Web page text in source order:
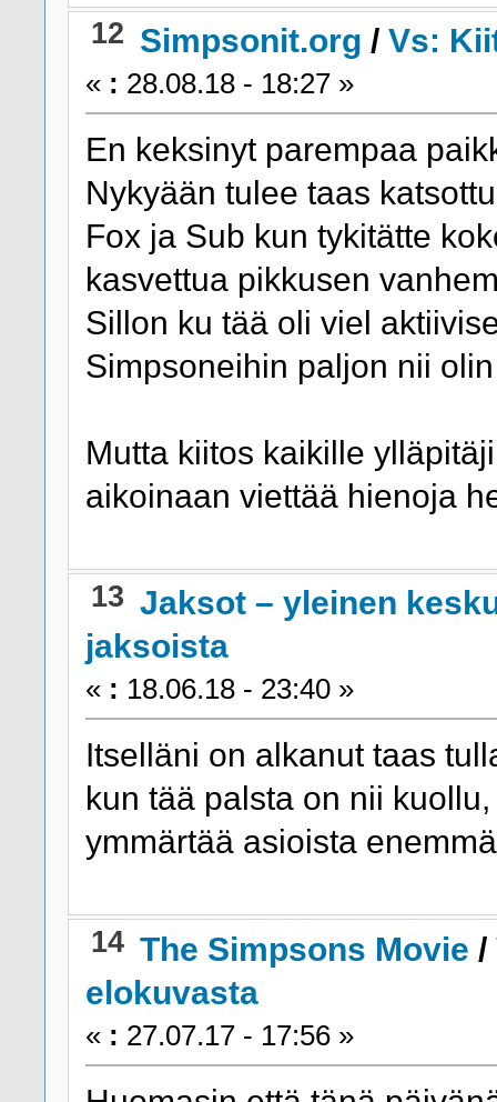
12 Simpsonit.org /Vs:
« : 28.08.18 - 18:27 »
En keksinyt parempaa
Nykyään tulee taas
Fox ja Sub kun tykitätte
kasvettua pikkusen
Sillon ku tää oli viel
Simpsoneihin paljon nii
Mutta kiitos kaikille
aikoinaan viettää hienoja
13 Jaksot – yleinen
jaksoista
« : 18.06.18 - 23:40 »
Itselläni on alkanut taas
kun tää palsta on nii
ymmärtää asioista
14 The Simpsons Movie /
elokuvasta
« : 27.07.17 - 17:56 »